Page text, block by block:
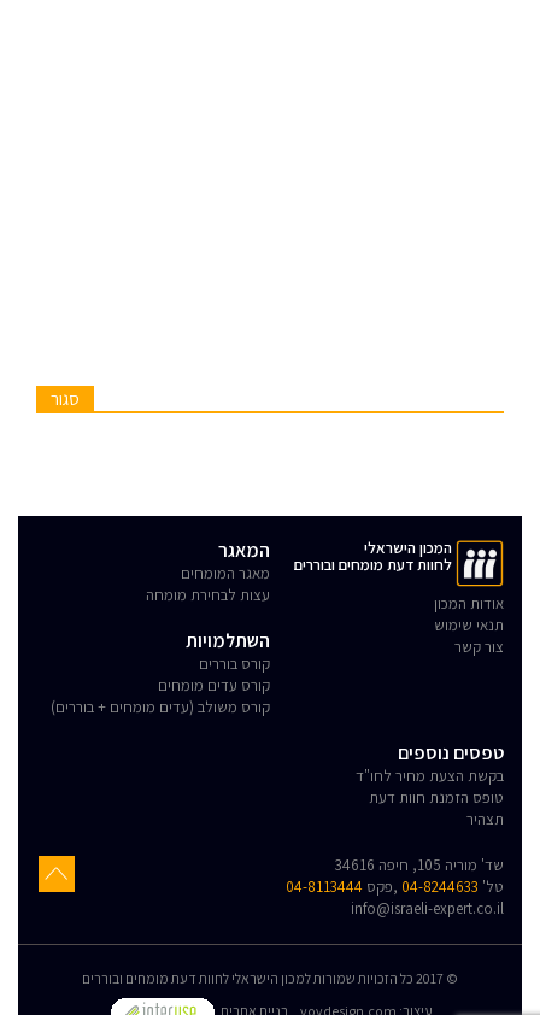
סגור
המכון הישראלי
לחוות דעת מומחים ובוררים
אודות המכון
תנאי שימוש
צור קשר
המאגר
מאגר המומחים
עצות לבחירת מומחה
השתלמויות
קורס בוררים
קורס עדים מומחים
קורס משולב (עדים מומחים + בוררים)
טפסים נוספים
בקשת הצעת מחיר לחו"ד
טופס הזמנת חוות דעת
תצהיר
שד' מוריה 105, חיפה 34616
טל' 04-8244633 ,פקס 04-8113444
info@israeli-expert.co.il
© 2017 כל הזכויות שמורות למכון הישראלי לחוות דעת מומחים ובוררים
בניית אתרים
yovdesign.com :עיצוב